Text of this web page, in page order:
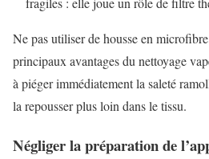
Ne pas utiliser de housse en
principaux avantages du nettoyage
à piéger immédiatement la saleté
la repousser plus loin dans le tissu.
Négliger la préparation de